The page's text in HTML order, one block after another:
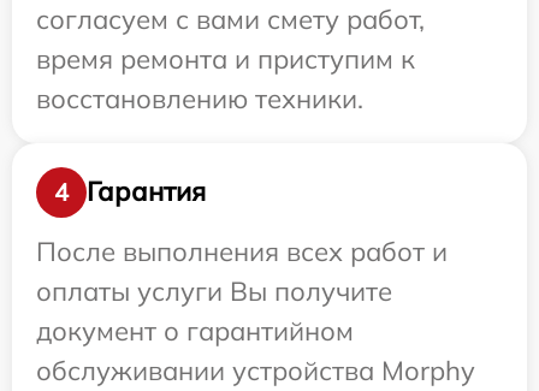
согласуем с вами смету работ,
время ремонта и приступим к
восстановлению техники.
4
Гарантия
После выполнения всех работ и
оплаты услуги Вы получите
документ о гарантийном
обслуживании устройства Morphy